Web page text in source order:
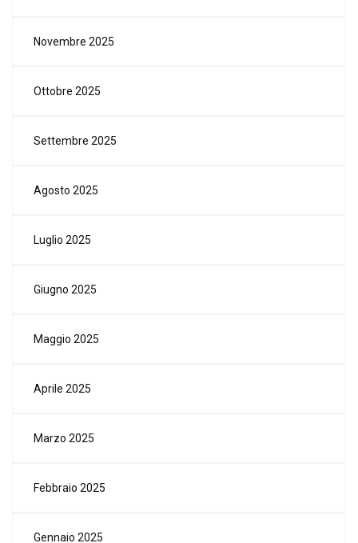
Novembre 2025
Ottobre 2025
Settembre 2025
Agosto 2025
Luglio 2025
Giugno 2025
Maggio 2025
Aprile 2025
Marzo 2025
Febbraio 2025
Gennaio 2025